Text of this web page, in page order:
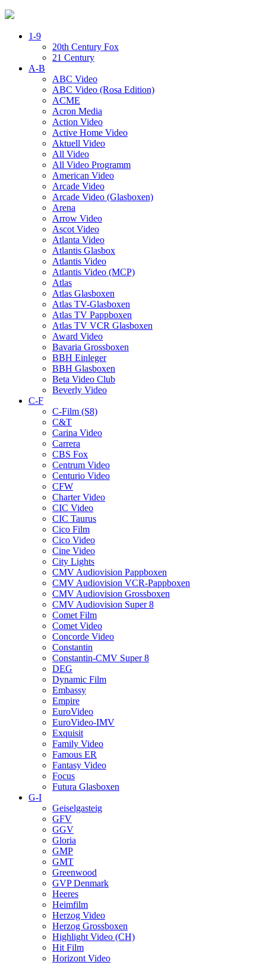
1-9
20th Century Fox
21 Century
A-B
ABC Video
ABC Video (Rosa Edition)
ACME
Acron Media
Action Video
Active Home Video
Aktuell Video
All Video
All Video Programm
American Video
Arcade Video
Arcade Video (Glasboxen)
Arena
Arrow Video
Ascot Video
Atlanta Video
Atlantis Glasbox
Atlantis Video
Atlantis Video (MCP)
Atlas
Atlas Glasboxen
Atlas TV-Glasboxen
Atlas TV Pappboxen
Atlas TV VCR Glasboxen
Award Video
Bavaria Grossboxen
BBH Einleger
BBH Glasboxen
Beta Video Club
Beverly Video
C-F
C-Film (S8)
C&T
Carina Video
Carrera
CBS Fox
Centrum Video
Centurio Video
CFW
Charter Video
CIC Video
CIC Taurus
Cico Film
Cico Video
Cine Video
City Lights
CMV Audiovision Pappboxen
CMV Audiovision VCR-Pappboxen
CMV Audiovision Grossboxen
CMV Audiovision Super 8
Comet Film
Comet Video
Concorde Video
Constantin
Constantin-CMV Super 8
DEG
Dynamic Film
Embassy
Empire
EuroVideo
EuroVideo-IMV
Exquisit
Family Video
Famous ER
Fantasy Video
Focus
Futura Glasboxen
G-I
Geiselgasteig
GFV
GGV
Gloria
GMP
GMT
Greenwood
GVP Denmark
Heeres
Heimfilm
Herzog Video
Herzog Grossboxen
Highlight Video (CH)
Hit Film
Horizont Video